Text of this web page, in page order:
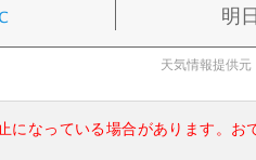
明日
天気情報提供
になっている場合があります。お